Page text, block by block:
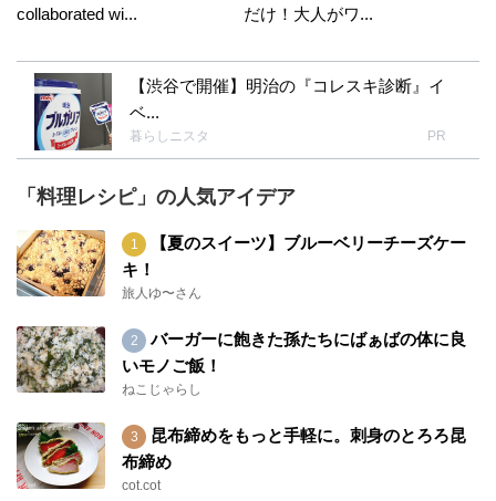
collaborated wi...
だけ！大人がワ...
【渋谷で開催】明治の『コレスキ診断』イ
ベ...
暮らしニスタ PR
「料理レシピ」の人気アイデア
【夏のスイーツ】ブルーベリーチーズケー
キ！
旅人ゆ〜さん
バーガーに飽きた孫たちにばぁばの体に良
いモノご飯！
ねこじゃらし
昆布締めをもっと手軽に。刺身のとろろ昆
布締め
cot.cot